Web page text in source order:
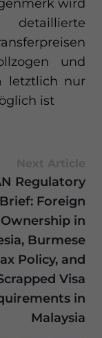
wird
und
letztlich nur
ist
Regulatory
Brief: Foreign
Ownership in
Burmese
Policy, and
Visa
in
Malaysia